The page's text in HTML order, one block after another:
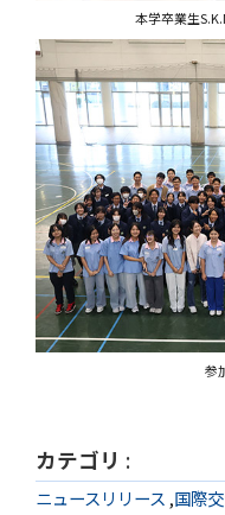
本学卒業生
参
カテゴリ :
ニュースリリース ,国際